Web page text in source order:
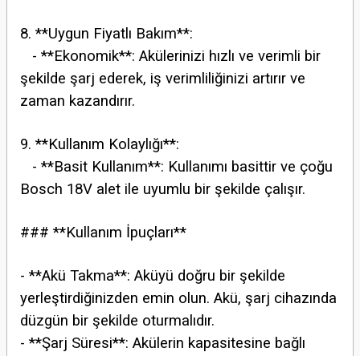
8. **Uygun Fiyatlı Bakım**:
- **Ekonomik**: Akülerinizi hızlı ve verimli bir
şekilde şarj ederek, iş verimliliğinizi artırır ve
zaman kazandırır.
9. **Kullanım Kolaylığı**:
- **Basit Kullanım**: Kullanımı basittir ve çoğu
Bosch 18V alet ile uyumlu bir şekilde çalışır.
### **Kullanım İpuçları**
- **Akü Takma**: Aküyü doğru bir şekilde
yerleştirdiğinizden emin olun. Akü, şarj cihazında
düzgün bir şekilde oturmalıdır.
- **Şarj Süresi**: Akülerin kapasitesine bağlı